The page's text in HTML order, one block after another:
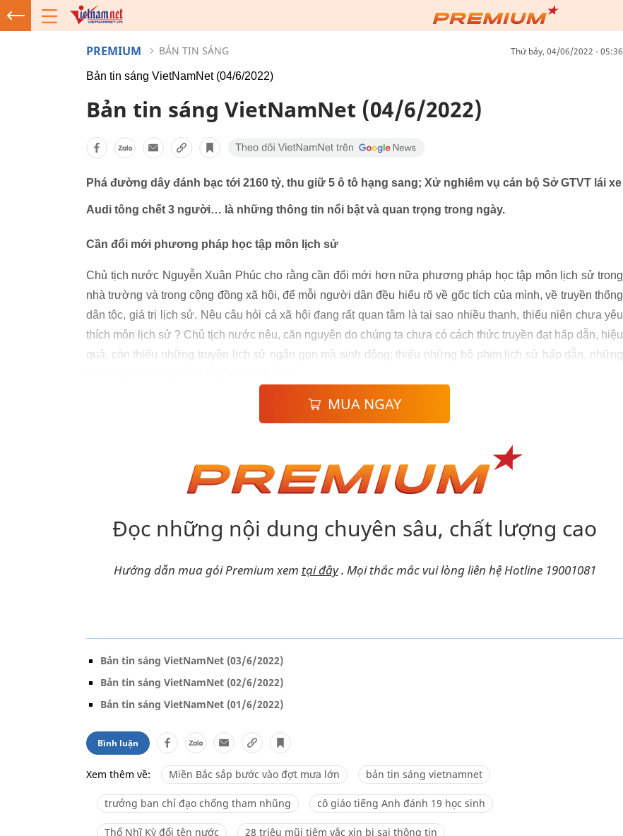
PREMIUM BẢN TIN SÁNG thứ bảy, 04/06/2022 - 05:36
Bản tin sáng VietNamNet (04/6/2022)
Bản tin sáng VietNamNet (04/6/2022)
Phá đường dây đánh bạc tới 2160 tỷ, thu giữ 5 ô tô hạng sang; Xử nghiêm vụ cán bộ Sở GTVT lái xe
Audi tông chết 3 người… là những thông tin nổi bật và quan trọng trong ngày.
Cần đổi mới phương pháp học tập môn lịch sử
Chủ tịch nước Nguyễn Xuân Phúc cho rằng cần đổi mới hơn nữa phương pháp học tập môn lịch sử trong
nhà trường và trong cộng đồng xã hội, để mỗi người dân đều hiểu rõ về gốc tích của mình, về truyền thống
dân tộc, giá trị lịch sử. Nêu câu hỏi cả xã hội đang rất quan tâm là tại sao nhiều thanh, thiếu niên chưa yêu
thích môn lịch sử ? Chủ tịch nước nêu, căn nguyên do chúng ta chưa có cách thức truyền đạt hấp dẫn, hiệu
quả, còn thiếu những truyện lịch sử ngắn gọn mà sinh động; thiếu những bộ phim lịch sử hấp dẫn, những
MUA NGAY
Đọc những nội dung chuyên sâu, chất lượng cao
Hướng dẫn mua gói Premium xem tại đây. Mọi thắc mắc vui lòng liên hệ Hotline 19001081
Bản tin sáng VietNamNet (03/6/2022)
Bản tin sáng VietNamNet (02/6/2022)
Bản tin sáng VietNamNet (01/6/2022)
Bình luận
Xem thêm về: Miền Bắc sắp bước vào đợt mưa lớn bản tin sáng vietnamnet
trưởng ban chỉ đạo chống tham nhũng cô giáo tiếng Anh đánh 19 học sinh
Thổ Nhĩ Kỳ đổi tên nước 28 triệu mũi tiêm vắc xin bị sai thông tin